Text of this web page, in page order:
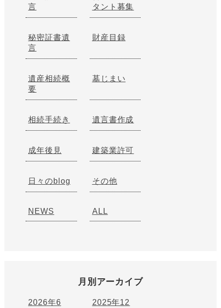
言
タント募集
秘密証書遺
言
財産目録
遺産相続概
要
墓じまい
相続手続き 遺言書作成
成年後見 建築業許可
日々のblog その他
NEWS ALL
月別アーカイブ
2026年6
2025年12